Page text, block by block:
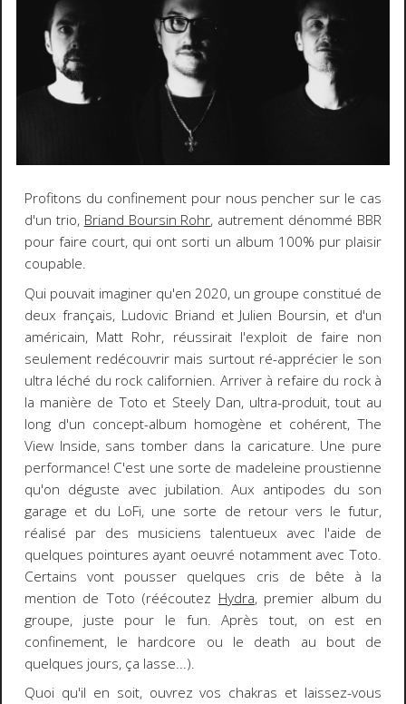
Profitons du confinement pour nous pencher sur le cas
d'un trio, Briand Boursin Rohr, autrement dénommé BBR
pour faire court, qui ont sorti un album 100% pur plaisir
coupable.
Qui pouvait imaginer qu'en 2020, un groupe constitué de
deux français, Ludovic Briand et Julien Boursin, et d'un
américain, Matt Rohr, réussirait l'exploit de faire non
seulement redécouvrir mais surtout ré-apprécier le son
ultra léché du rock californien. Arriver à refaire du rock à
la manière de Toto et Steely Dan, ultra-produit, tout au
long d'un concept-album homogène et cohérent, The
View Inside, sans tomber dans la caricature. Une pure
performance! C'est une sorte de madeleine proustienne
qu'on déguste avec jubilation. Aux antipodes du son
garage et du LoFi, une sorte de retour vers le futur,
réalisé par des musiciens talentueux avec l'aide de
quelques pointures ayant oeuvré notamment avec Toto.
Certains vont pousser quelques cris de bête à la
mention de Toto (réécoutez Hydra, premier album du
groupe, juste pour le fun. Après tout, on est en
confinement, le hardcore ou le death au bout de
quelques jours, ça lasse...).
Quoi qu'il en soit, ouvrez vos chakras et laissez-vous